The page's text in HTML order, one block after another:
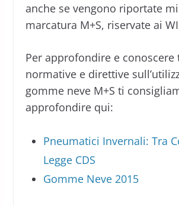
anche se vengono riportate
marcatura M+S, riservate ai
Per approfondire e conoscere
normative e direttive
gomme neve M+S ti
approfondire qui:
Pneumatici Invernali: Tra
Legge CDS
Gomme Neve 2015